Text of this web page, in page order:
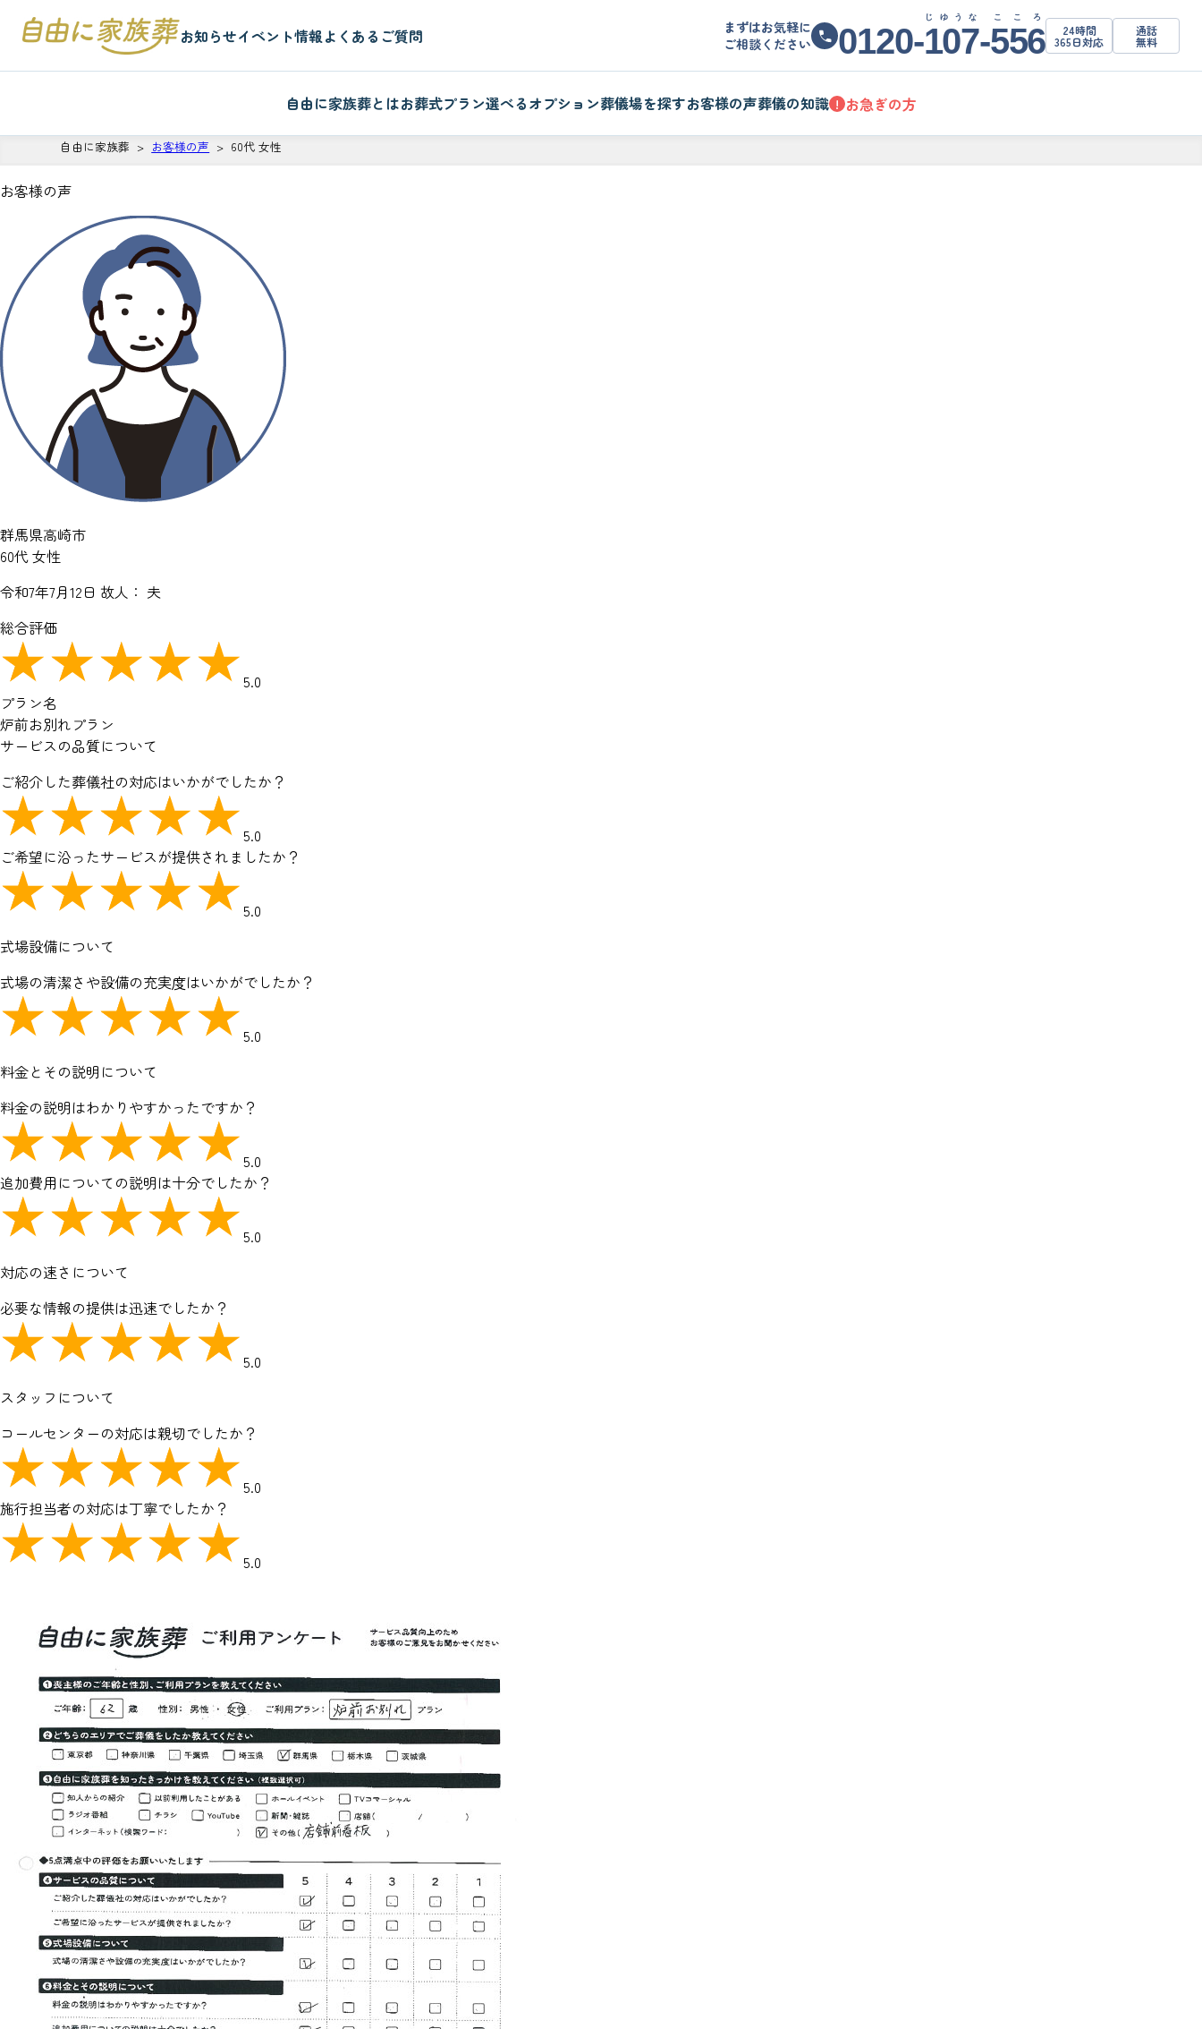
お知らせイベント情報よくあるご質問
まずはお気軽に
ご相談ください
0120-107
じゆうな
-556
こころ
24時間
365日対応
通話
無料
自由に家族葬とはお葬式プラン選べるオプション葬儀場を探すお客様の声葬儀の知識 ! お急ぎの方
自由に家族葬 お客様の声 60代 女性
お客様の声
群馬県高崎市
60代 女性
令和7年7月12日 故人： 夫
総合評価
5.0
プラン名
炉前お別れプラン
サービスの品質について
ご紹介した葬儀社の対応はいかがでしたか？
5.0
ご希望に沿ったサービスが提供されましたか？
5.0
式場設備について
式場の清潔さや設備の充実度はいかがでしたか？
5.0
料金とその説明について
料金の説明はわかりやすかったですか？
5.0
追加費用についての説明は十分でしたか？
5.0
対応の速さについて
必要な情報の提供は迅速でしたか？
5.0
スタッフについて
コールセンターの対応は親切でしたか？
5.0
施行担当者の対応は丁寧でしたか？
5.0